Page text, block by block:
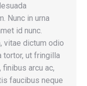
Nunc in urna
id nunc.
vitae dictum odio
tortor, ut fringilla
arcu ac,
faucibus neque